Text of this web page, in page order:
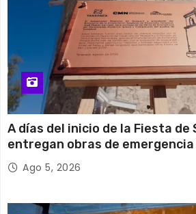
A días del inicio de la Fiesta de
entregan obras de
su histórico campanario
Ago 5, 2026